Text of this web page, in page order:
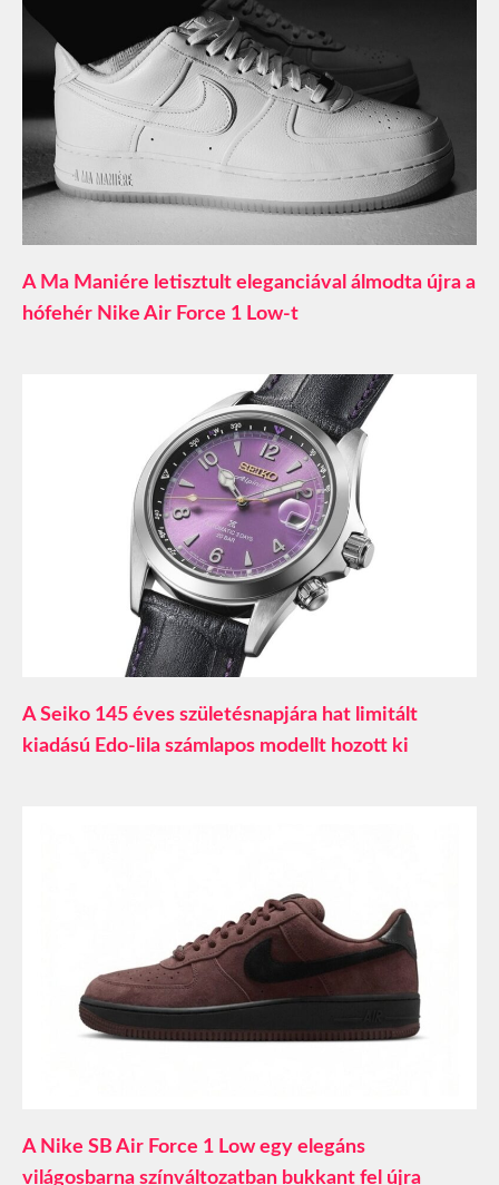
A Ma Maniére letisztult eleganciával álmodta újra a
hófehér Nike Air Force 1 Low-t
A Seiko 145 éves születésnapjára hat limitált
kiadású Edo-lila számlapos modellt hozott ki
A Nike SB Air Force 1 Low egy elegáns
világosbarna színváltozatban bukkant fel újra